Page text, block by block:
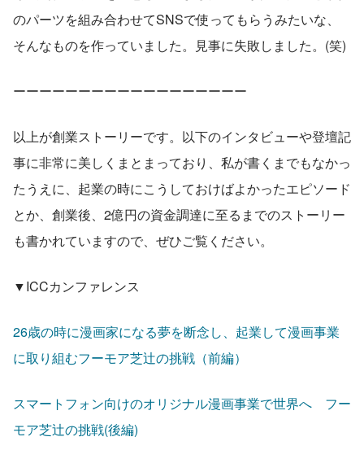
のパーツを組み合わせてSNSで使ってもらうみたいな、
そんなものを作っていました。見事に失敗しました。(笑)
ーーーーーーーーーーーーーーーーーー
以上が創業ストーリーです。以下のインタビューや登壇記
事に非常に美しくまとまっており、私が書くまでもなかっ
たうえに、起業の時にこうしておけばよかったエピソード
とか、創業後、2億円の資金調達に至るまでのストーリー
も書かれていますので、ぜひご覧ください。
▼ICCカンファレンス
26歳の時に漫画家になる夢を断念し、起業して漫画事業
に取り組むフーモア芝辻の挑戦（前編）
スマートフォン向けのオリジナル漫画事業で世界へ　フー
モア芝辻の挑戦(後編)